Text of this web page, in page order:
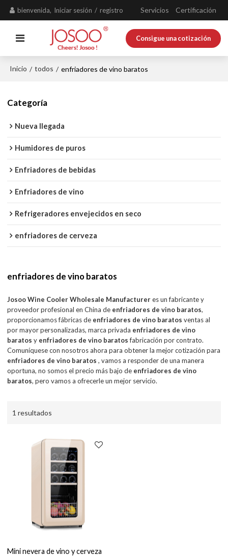
bienvenida, Iniciar sesión / registro Servicios Certificación
Consigue una cotización
Inicio / todos / enfriadores de vino baratos
Categoría
Nueva llegada
Humidores de puros
Enfriadores de bebidas
Enfriadores de vino
Refrigeradores envejecidos en seco
enfriadores de cerveza
enfriadores de vino baratos
Josoo Wine Cooler Wholesale Manufactureres un fabricante y
proveedor profesional en China de enfriadores de vino baratos,
proporcionamos fábricas de enfriadores de vino baratos ventas al
por mayor personalizadas, marca privada enfriadores de vino
baratos y enfriadores de vino baratosfabricación por contrato.
Comuníquese con nosotros ahora para obtener la mejor cotización para
enfriadores de vino baratos , vamos a responder de una manera
oportuna, no somos el precio más bajo de enfriadores de vino
baratos, pero vamos a ofrecerle un mejor servicio.
1 resultados
Mini nevera de vino y cerveza